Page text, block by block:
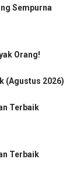
Sempurna
Orang!
(Agustus 2026)
Terbaik
Terbaik